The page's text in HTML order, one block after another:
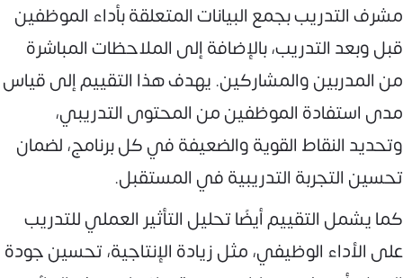
مشرف التدريب بجمع البيانات المتعلقة بأداء الموظفين
قبل وبعد التدريب، بالإضافة إلى الملاحظات المباشرة
من المدربين والمشاركين. يهدف هذا التقييم إلى قياس
مدى استفادة الموظفين من المحتوى التدريبي،
وتحديد النقاط القوية والضعيفة في كل برنامج، لضمان
تحسين التجربة التدريبية في المستقبل.
كما يشمل التقييم أيضًا تحليل التأثير العملي للتدريب
على الأداء الوظيفي، مثل زيادة الإنتاجية، تحسين جودة